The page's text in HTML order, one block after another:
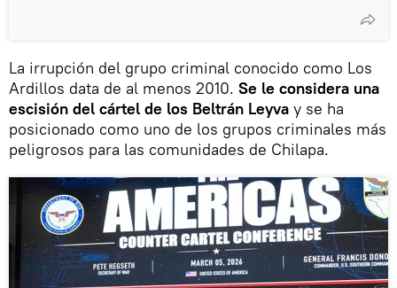
La irrupción del grupo criminal conocido como Los
Ardillos data de al menos 2010. Se le considera una
escisión del cártel de los Beltrán Leyva y se ha
posicionado como uno de los grupos criminales más
peligrosos para las comunidades de Chilapa.